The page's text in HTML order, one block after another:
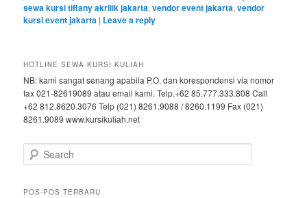
sewa kursi tiffany akrilik jakarta,vendor event jakarta,vendor
kursi event jakarta | Leave a reply
HOTLINE SEWA KURSI KULIAH
NB: kami sangat senang apabila P.O. dan korespondensi via nomor
fax 021-82619089 atau email kami. Telp.+62 85.777.333.808 Call
+62 812.8620.3076 Telp (021) 8261.9088 / 8260.1199 Fax (021)
8261.9089 www.kursikuliah.net
Search
POS-POS TERBARU